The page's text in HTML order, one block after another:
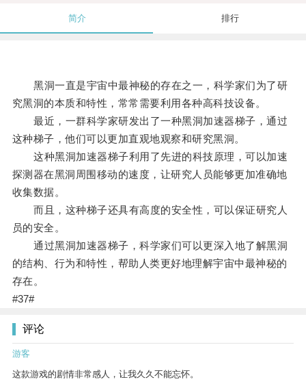
简介 排行
黑洞一直是宇宙中最神秘的存在之一，科学家们为了研
究黑洞的本质和特性，常常需要利用各种高科技设备。
最近，一群科学家研发出了一种黑洞加速器梯子，通过
这种梯子，他们可以更加直观地观察和研究黑洞。
这种黑洞加速器梯子利用了先进的科技原理，可以加速
探测器在黑洞周围移动的速度，让研究人员能够更加准确地
收集数据。
而且，这种梯子还具有高度的安全性，可以保证研究人
员的安全。
通过黑洞加速器梯子，科学家们可以更深入地了解黑洞
的结构、行为和特性，帮助人类更好地理解宇宙中最神秘的
存在。
#37#
评论
游客
这款游戏的剧情非常感人，让我久久不能忘怀。